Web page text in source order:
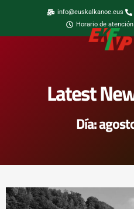
info@euskalkanoe.eus
Horario de
Latest
Día: